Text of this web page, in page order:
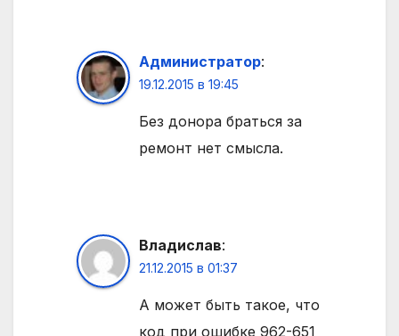
Администратор:
19.12.2015 в 19:45
Без донора браться за
ремонт нет смысла.
Владислав:
21.12.2015 в 01:37
А может быть такое, что
код при ошибке 962-651